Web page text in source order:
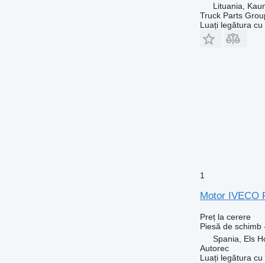
Lituania,
Truck Parts
Luați legătura
1
Motor IVECO
Preț la cerere
Piesă de schimb
Spania, Els
Autorec
Luați legătura